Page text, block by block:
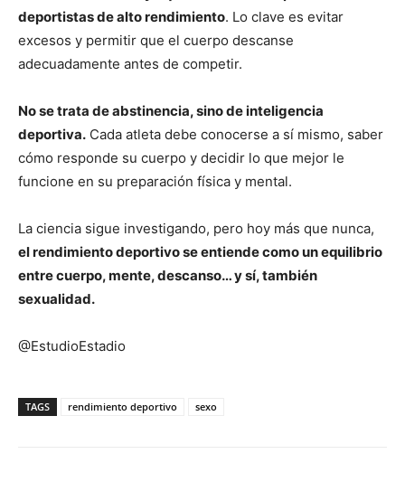
deportistas de alto rendimiento. Lo clave es evitar
excesos y permitir que el cuerpo descanse
adecuadamente antes de competir.
No se trata de abstinencia, sino de inteligencia
deportiva. Cada atleta debe conocerse a sí mismo, saber
cómo responde su cuerpo y decidir lo que mejor le
funcione en su preparación física y mental.
La ciencia sigue investigando, pero hoy más que nunca,
el rendimiento deportivo se entiende como un equilibrio
entre cuerpo, mente, descanso… y sí, también
sexualidad.
@EstudioEstadio
TAGS rendimiento deportivo sexo